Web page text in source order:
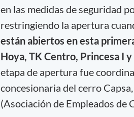
en las medidas de seguridad
restringiendo la apertura
están abiertos en esta
Hoya, TK Centro, Princesa I
etapa de apertura fue
concesionaria del cerro
(Asociación de Empleados de